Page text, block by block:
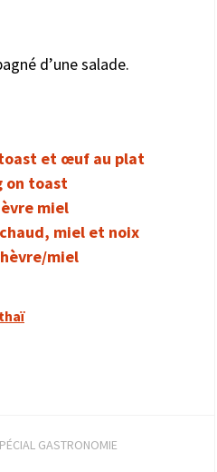
d’une salade.
et œuf au plat
on toast
miel
miel et noix
miel
GASTRONOMIE